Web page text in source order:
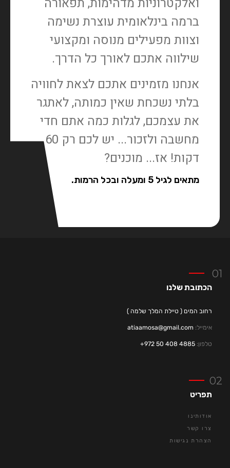
ברמה בינלאומית עוצרת נשימה
וצוות מפעילים מנוסה ומקצועי
שילווה אתכם לאורך כל הדרך.
אנחנו מזמינים אתכם לצאת לחוויה
בלתי נשכחת שאין כמותה, לאתגר
את עצמכם, לגלות כמה אתם חדי
מחשבה ולזכור... יש לכם רק 60
דקות! אז... מוכנים?
מתאים לגיל 5 ומעלה ובכל הרמות.
הכתובת שלנו
רחוב המים ( טיילת המלך שלמה )
אימייל: atiaamosa@gmail.com
טלפון: 4885 408 50 972+
תפריט
אודותינו
צרו קשר
הצהרת נגישות